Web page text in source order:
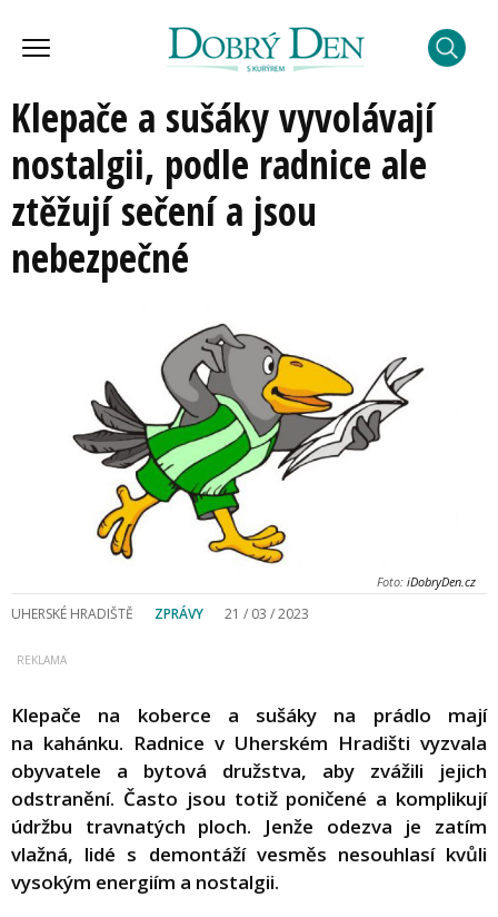
Klepače a sušáky vyvolávají
nostalgii, podle radnice ale
ztěžují sečení a jsou
nebezpečné
Foto: iDobryDen.cz
UHERSKÉ HRADIŠTĚ ZPRÁVY 21 / 03 / 2023
Klepače na koberce a sušáky na prádlo mají
na kahánku. Radnice v Uherském Hradišti vyzvala
obyvatele a bytová družstva, aby zvážili jejich
odstranění. Často jsou totiž poničené a komplikují
údržbu travnatých ploch. Jenže odezva je zatím
vlažná, lidé s demontáží vesměs nesouhlasí kvůli
vysokým energiím a nostalgii.